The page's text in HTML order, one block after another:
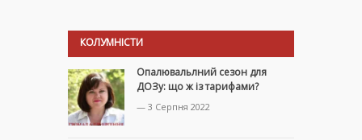
КОЛУМНІСТИ
Опалювальлний сезон для
ДОЗу: що ж із тарифами?
— 3 Серпня 2022